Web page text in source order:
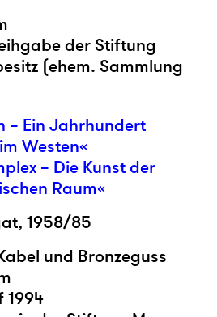
der Stiftung
(ehem. Sammlung
– Ein Jahrhundert
Westen«
– Die Kunst der
Raum«
1958/85
und Bronzeguss
1994